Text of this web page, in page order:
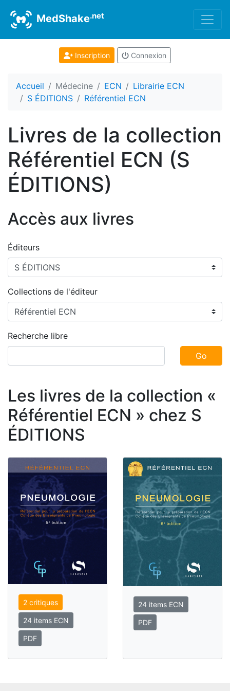
MedShake.net
Inscription Connexion
Accueil Médecine ECN
Librairie ECN
S ÉDITIONS
Référentiel ECN
Livres de la collection
Référentiel ECN (S
ÉDITIONS)
Accès aux livres
Éditeurs
Collections de l'éditeur
Recherche libre
Go
Les livres de la collection «
Référentiel ECN » chez S
ÉDITIONS
2 critiques
24 items ECN
PDF
24 items ECN
PDF